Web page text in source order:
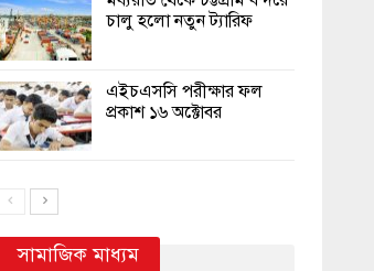
চালু হলো নতুন ট্যারিফ
এইচএসসি পরীক্ষার ফল
প্রকাশ ১৬ অক্টোবর
সামাজিক মাধ্যম